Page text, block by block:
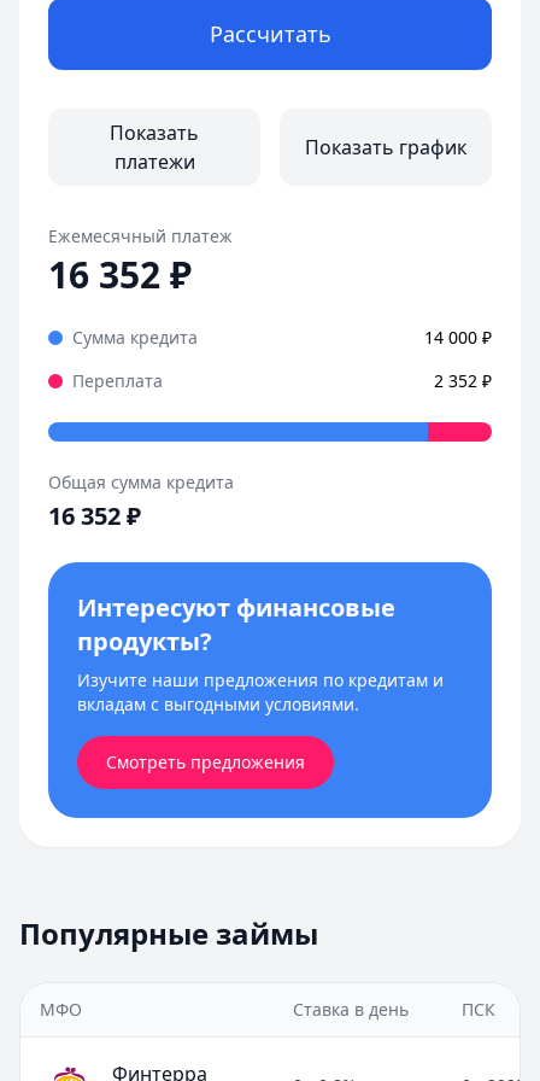
Рассчитать
Показать
платежи
Показать график
Ежемесячный платеж
16 352₽
Сумма кредита 14 000 ₽
Переплата
2 352 ₽
Общая сумма кредита
16 352₽
Интересуют финансовые
продукты?
Изучите наши предложения по кредитам и
вкладам с выгодными условиями.
Смотреть предложения
Популярные займы
МФО Ставка в день ПСК
Финтерра